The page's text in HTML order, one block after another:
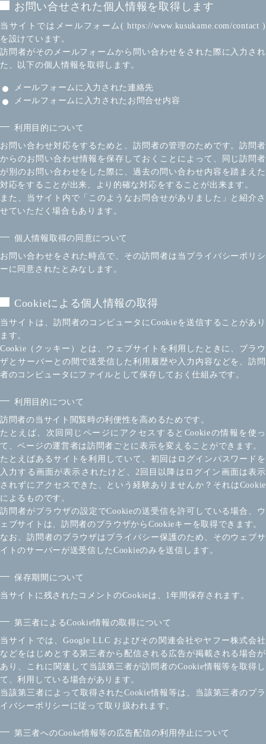
お問い合せされた個人情報を取得します
当サイトではメールフォーム( https://www.kusukame.com/contact )
を設けています。
訪問者がそのメールフォームから問い合わせをされた際に入力され
た、以下の個人情報を取得します。
メールフォームに入力された連絡先
メールフォームに入力されたお問合せ内容
利用目的について
お問い合わせ対応をするためと、訪問者の管理のためです。訪問者
からのお問い合わせ情報を保存しておくことによって、同じ訪問者
が別のお問い合わせをした際に、過去の問い合わせ内容を踏まえた
対応をすることが出来、より的確な対応をすることが出来ます。
また、当サイト内で「このようなお問合せがありました」と紹介さ
せていただく場合もあります。
個人情報取得の同意について
お問い合わせをされた時点で、その訪問者は当プライバシーポリシ
ーに同意されたとみなします。
Cookieによる個人情報の取得
当サイトは、訪問者のコンピュータにCookieを送信することがあり
ます。
Cookie（クッキー）とは、ウェブサイトを利用したときに、ブラウ
ザとサーバーとの間で送受信した利用履歴や入力内容などを、訪問
者のコンピュータにファイルとして保存しておく仕組みです。
利用目的について
訪問者の当サイト閲覧時の利便性を高めるためです。
たとえば、次回同じページにアクセスするとCookieの情報を使っ
て、ページの運営者は訪問者ごとに表示を変えることができます。
たとえばあるサイトを利用していて、初回はログインパスワードを
入力する画面が表示されたけど、2回目以降はログイン画面は表示
されずにアクセスできた、という経験ありませんか？それはCookie
によるものです。
訪問者がブラウザの設定でCookieの送受信を許可している場合、ウ
ェブサイトは、訪問者のブラウザからCookieキーを取得できます。
なお、訪問者のブラウザはプライバシー保護のため、そのウェブサ
イトのサーバーが送受信したCookieのみを送信します。
保存期間について
当サイトに残されたコメントのCookieは、1年間保存されます。
第三者によるCookie情報の取得について
当サイトでは、Google LLC およびその関連会社やヤフー株式会社
などをはじめとする第三者から配信される広告が掲載される場合が
あり、これに関連して当該第三者が訪問者のCookie情報等を取得し
て、利用している場合があります。
当該第三者によって取得されたCookie情報等は、当該第三者のプラ
イバシーポリシーに従って取り扱われます。
第三者へのCooke情報等の広告配信の利用停止について